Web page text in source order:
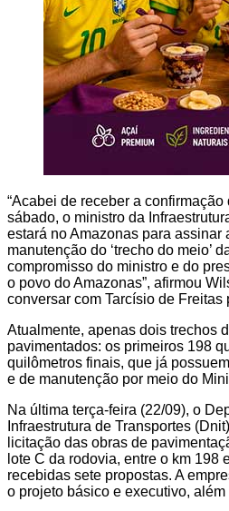
“Acabei de receber a
sábado, o ministro da
estará no Amazonas para assinar
manutenção do ‘trecho do meio’
compromisso do ministro e do
o povo do Amazonas”, afirmou
conversar com Tarcísio de Freitas
Atualmente, apenas dois trechos
pavimentados: os primeiros 198
quilômetros finais, que já
e de manutenção por meio do
Na última terça-feira (22/09), o
Infraestrutura de Transportes
licitação das obras de
lote C da rodovia, entre o km 198
recebidas sete propostas. A
o projeto básico e executivo,